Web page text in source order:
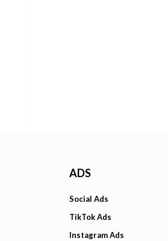
ADS
Social Ads
TikTok Ads
Instagram Ads